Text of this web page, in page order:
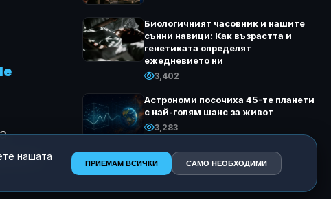
Биологичният часовник и нашите
сънни навици: Как възрастта и
генетиката определят
ежедневието ни
3,402
Астрономи посочиха 45-те планети
с най-голям шанс за живот
3,283
нашата
ПРИЕМАМ ВСИЧКИ САМО НЕОБХОДИМИ